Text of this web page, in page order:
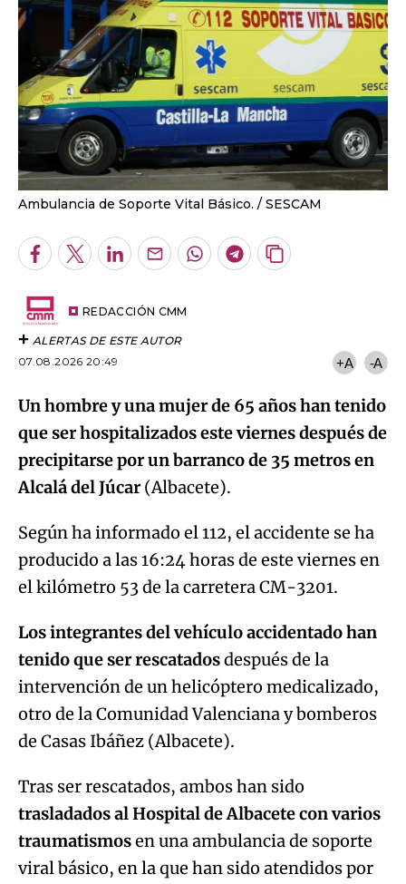
Ambulancia de Soporte Vital Básico. SESCAM
Facebook
TwitterLinkedInEnviarWhatsapp
Telegram
Copiar
REDACCIÓN CMM
ALERTAS DE ESTE AUTOR
07.08.2026 20:49
+A -A
Un hombre y una mujer de 65 años han tenido
que ser hospitalizados este viernes después de
precipitarse por un barranco de 35 metros en
Alcalá del Júcar(Albacete).
Según ha informado el 112, el accidente se ha
producido a las 16:24 horas de este viernes en
el kilómetro 53 de la carretera CM-3201.
Los integrantes del vehículo accidentado han
tenido que ser rescatadosdespués de la
intervención de un helicóptero medicalizado,
otro de la Comunidad Valenciana y bomberos
de Casas Ibáñez (Albacete).
Tras ser rescatados, ambos han sido
trasladados al Hospital de Albacete con varios
traumatismosen una ambulancia de soporte
viral básico, en la que han sido atendidos por